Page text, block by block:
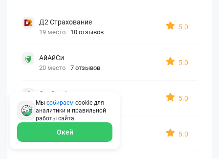
Д2 Страхование
19 место 10 отзывов
5.0
АйАйСи
20 место 7 отзывов
5.0
OxySport
21 место 6 отзывов
5.0
ERGO AXA
5.0
Мы собираем cookie для
аналитики и правильной
работы сайта
Окей